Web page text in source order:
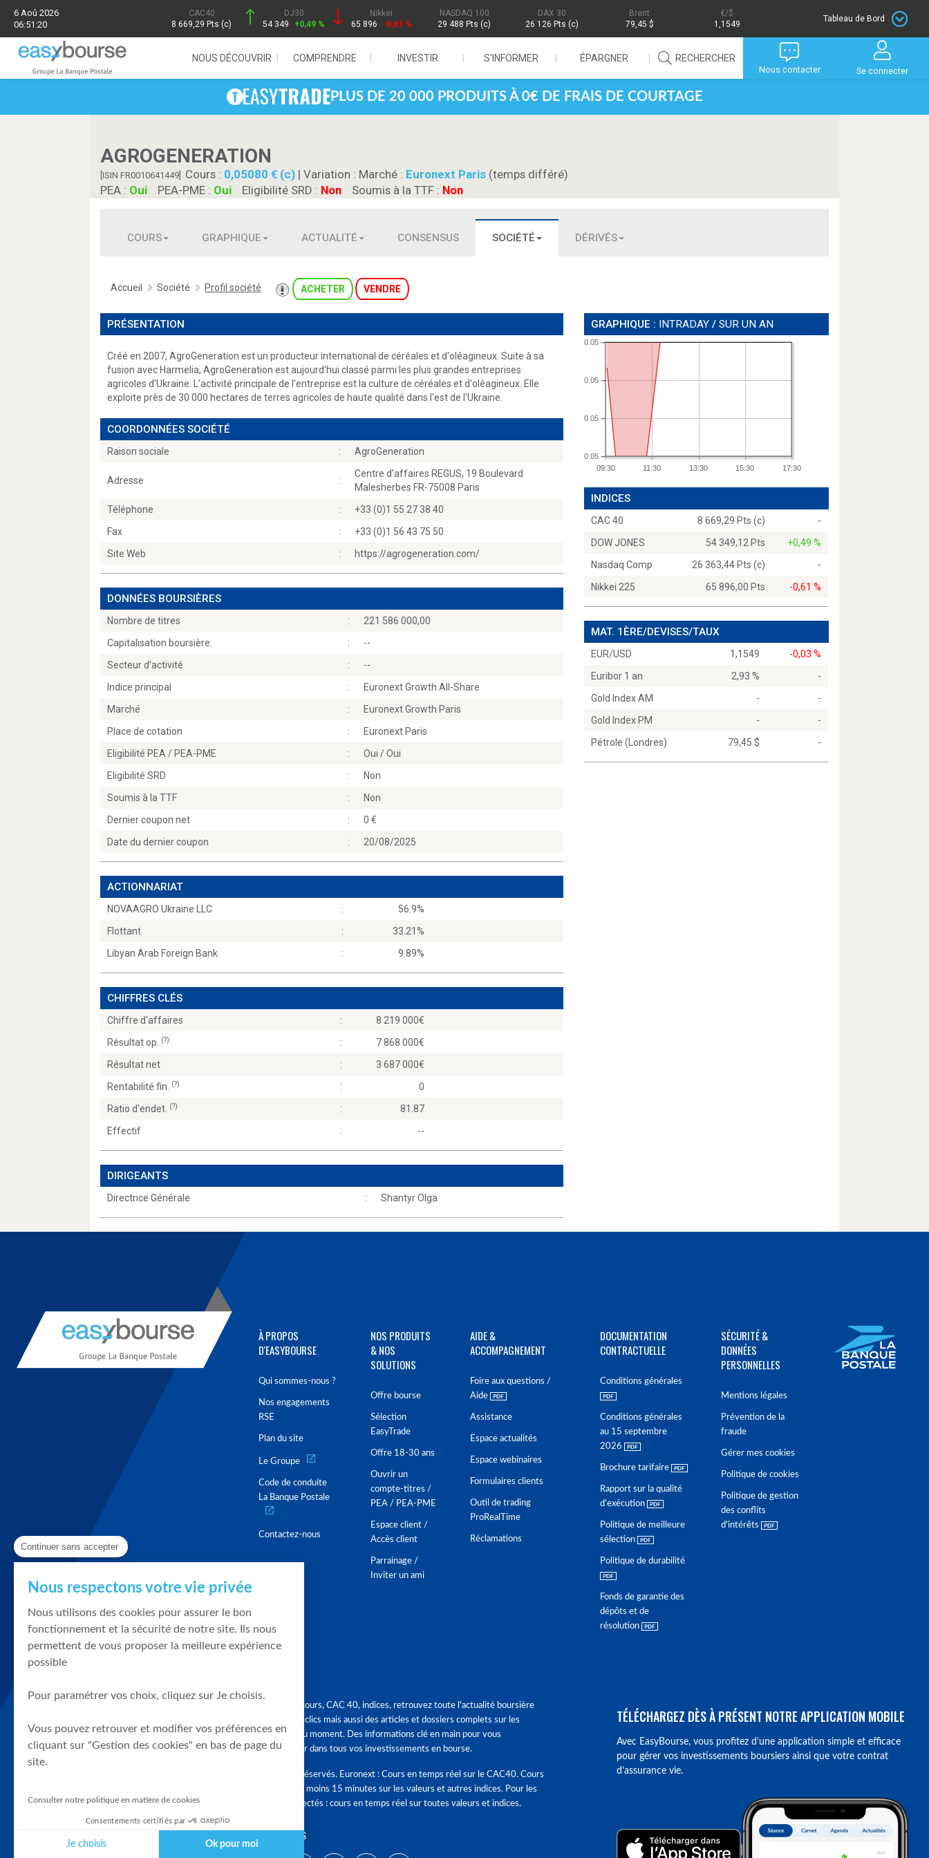
6 Aoû 2026
06:51:20
CAC40
8 669,29 Pts (c)
DJ30
54 349
+0,49 %
Nikkei
65 896
-0,61 %
NASDAQ 100
29 488 Pts (c)
DAX 30
26 126 Pts (c)
Brent
79,45 $
/$
1,1549
Tableau de Bord
NOUS DÉCOUVRIR COMPRENDRE INVESTIR S'INFORMER ÉPARGNER RECHERCHER
Nous contacter Se connecter
PLUS DE 20 000 PRODUITS À 0€ DE FRAIS DE COURTAGE
AGROGENERATION
[ISIN FR0010641449] Cours : 0,05080 € (c) | Variation : Marché : Euronext Paris (temps différé)
PEA : Oui PEA-PME : Oui Eligibilité SRD : Non Soumis à la TTF : Non
COURS GRAPHIQUE ACTUALITÉ CONSENSUS SOCIÉTÉ DÉRIVÉS
Accueil Société Profil société ACHETER VENDRE
PRÉSENTATION
Créé en 2007, AgroGeneration est un producteur international de céréales et d'oléagineux. Suite à sa
fusion avec Harmelia, AgroGeneration est aujourd'hui classé parmi les plus grandes entreprises
agricoles d'Ukraine. L'activité principale de l'entreprise est la culture de céréales et d'oléagineux. Elle
exploite près de 30 000 hectares de terres agricoles de haute qualité dans l'est de l'Ukraine.
COORDONNÉES SOCIÉTÉ
Raison sociale : AgroGeneration
Adresse :
Centre d'affaires REGUS, 19 Boulevard
Malesherbes FR-75008 Paris
Téléphone
:
+33 (0)1 55 27 38 40
Fax
:
+33 (0)1 56 43 75 50
Site Web
: https://agrogeneration.com/
DONNÉES BOURSIÈRES
Nombre de titres :
221 586 000,00
Capitalisation boursière:
:
--
Secteur d'activité
:
--
Indice principal
:
Euronext Growth All-Share
Marché
:
Euronext Growth Paris
Place de cotation
:
Euronext Paris
Eligibilité PEA / PEA-PME
:
Oui / Oui
Eligibilité SRD
:
Non
Soumis à la TTF
:
Non
Dernier coupon net
:
0
Date du dernier coupon
: 20/08/2025
ACTIONNARIAT
NOVAAGRO Ukraine LLC :
56.9%
Flottant
:
33.21%
Libyan Arab Foreign Bank
: 9.89%
CHIFFRES CLÉS
Chiffre d'affaires :
8 219 000
Résultat op.
(?) :
7 868 000
Résultat net
:
3 687 000
Rentabilité fin.
(?) :
0
Ratio d'endet. (?) :
81.87
Effectif
: --
DIRIGEANTS
Directrice Générale : Shantyr Olga
GRAPHIQUE : INTRADAY /SUR UN AN
09:30 11:30 13:30 15:30 17:30
0.05
0.05
0.05
0.05
INDICES
CAC 40 8 669,29 Pts (c)
-
DOW JONES
54 349,12 Pts
+0,49 %
Nasdaq Comp
26 363,44 Pts (c)
-
Nikkei 225
65 896,00 Pts -0,61 %
MAT. 1ÈRE/DEVISES/TAUX
EUR/USD 1,1549
-0,03 %
Euribor 1 an
2,93 %
-
Gold Index AM
-
-
Gold Index PM
-
-
Pétrole (Londres)
79,45 $ -
À PROPOS
D'EASYBOURSE
Qui sommes-nous ?
Nos engagements
RSE
Plan du site
Le Groupe
Code de conduite
La Banque Postale
Contactez-nous
NOS PRODUITS
& NOS
SOLUTIONS
Offre bourse
Sélection
EasyTrade
Offre 18-30 ans
Ouvrir un
compte-titres /
PEA / PEA-PME
Espace client /
Accès client
Parrainage /
Inviter un ami
AIDE &
ACCOMPAGNEMENT
Foire aux questions /
Aide
Assistance
Espace actualités
Espace webinaires
Formulaires clients
Outil de trading
ProRealTime
Réclamations
DOCUMENTATION
CONTRACTUELLE
Conditions générales
Conditions générales
au 15 septembre
2026
Brochure tarifaire
Rapport sur la qualité
d'exécution
Politique de meilleure
sélection
Politique de durabilité
Fonds de garantie des
dépôts et de
résolution
SÉCURITÉ &
DONNÉES
PERSONNELLES
Mentions légales
Prévention de la
fraude
Gérer mes cookies
Politique de cookies
Politique de gestion
des conflits
d'intérêts
Graphique, cours, CAC 40, indices, retrouvez toute l'actualité boursière
en quelques clics mais aussi des articles et dossiers complets sur les
tendances du moment. Des informations clé en main pour vous
accompagner dans tous vos investissements en bourse.
Tous droits réservés. Euronext : Cours en temps réel sur le CAC40. Cours
différés d'au moins 15 minutes sur les valeurs et autres indices. Pour les
clients connectés : cours en temps réel sur toutes valeurs et indices.
SUIVEZ-NOUS
TÉLÉCHARGEZ DÈS À PRÉSENT NOTRE APPLICATION MOBILE
Avec EasyBourse, vous profitez d’une application simple et efficace
pour gérer vos investissements boursiers ainsi que votre contrat
d’assurance vie.
Continuer sans accepter
Nous respectons votre vie privée
Nous utilisons des cookies pour assurer le bon
fonctionnement et la sécurité de notre site. Ils nous
permettent de vous proposer la meilleure expérience
possible
Pour paramétrer vos choix, cliquez sur Je choisis.
Vous pouvez retrouver et modifier vos préférences en
cliquant sur "Gestion des cookies" en bas de page du
site.
Consulter notre politique en matière de cookies
Consentements certifiés par
Je choisis Ok pour moi